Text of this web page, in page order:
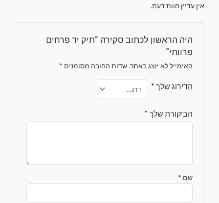
אין עדיין חוות דעת.
היה הראשון לכתוב סקירה “תיק יד פרחים
פרוותי”
האימייל לא יוצג באתר.שדות החובה מסומנים *
הדירוג שלך *
הביקורת שלך *
שם *